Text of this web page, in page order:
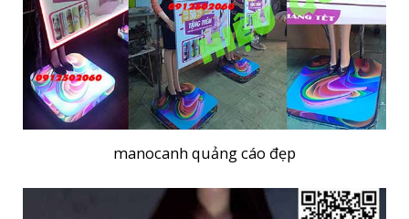
manocanh quảng cáo đẹp